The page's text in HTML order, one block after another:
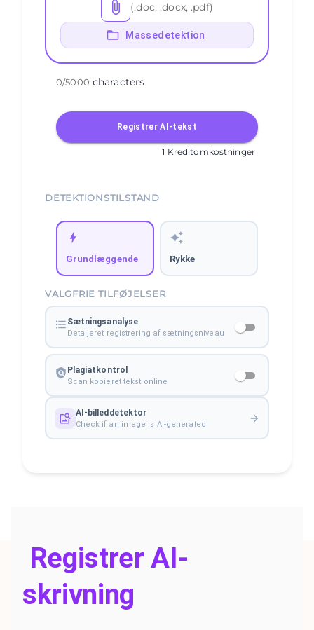
(.doc, .docx, .pdf)
Massedetektion
0/5000 characters
Registrer AI-tekst
1 Kreditomkostninger
DETEKTIONSTILSTAND
Grundlæggende Rykke
VALGFRIE TILFØJELSER
Sætningsanalyse
Detaljeret registrering af sætningsniveau
Plagiatkontrol
Scan kopieret tekst online
AI-billeddetektor
Check if an image is AI-generated
Registrer AI-
skrivning